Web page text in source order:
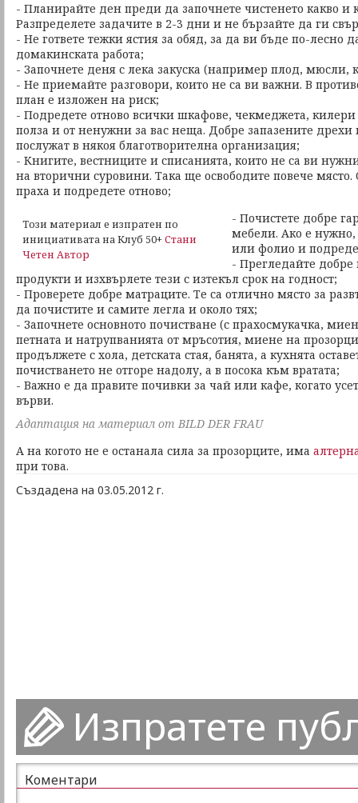
- Планирайте ден преди да започнете чистенето какво и
Разпределете задачите в 2-3 дни и не бързайте да ги
- Не гответе тежки ястия за обяд, за да ви бъде по-лесно
домакинската работа;
- Започнете деня с лека закуска (например плод, мюсли,
- Не приемайте разговори, които не са ви важни. В
план е изложен на риск;
- Подредете отново всички шкафове, чекмеджета,
полза и от ненужни за вас неща. Добре запазените
послужат в някоя благотворителна организация;
- Книгите, вестниците и списанията, които не са ви
на вторични суровини. Така ще освободите повече място.
праха и подредете отново;
Този материал е изпратен по
инициативата на Клуб 50+Стани
Четен Автор
- Почистете добре
мебели. Ако е
или фолио и
- Прегледайте
продукти и изхвърлете тези с изтекъл срок на годност;
- Проверете добре матраците. Те са отлично място за
да почистите и самите легла и около тях;
- Започнете основното почистване (с прахосмукачка,
петната и натрупванията от мръсотия, миене на
продължете с хола, детската стая, банята, а кухнята
почистването не отгоре надолу, а в посока към вратата;
- Важно е да правите почивки за чай или кафе, когато
върви.
Адаптация на материал от BILD DER FRAU
А на когото не е останала сила за прозорците, има
при това.
Създадена на 03.05.2012 г.
Изпратете
Коментари